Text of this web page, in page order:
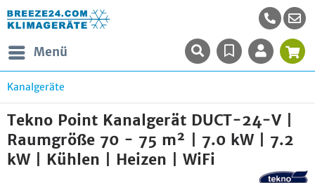
Menü
Kanalgeräte
Tekno Point Kanalgerät DUCT-24-V |
Raumgröße 70 - 75 m² | 7.0 kW | 7.2
kW | Kühlen | Heizen | WiFi